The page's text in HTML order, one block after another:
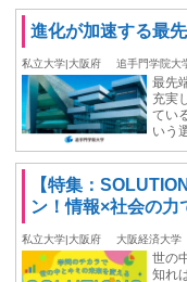
進化が加速する最
私立大学|大阪府 追手門学院大
最先
充実
てい
いう
【特集：
ン！情報×社会の力
私立大学|大阪府 大阪経済大学
世の
知れ